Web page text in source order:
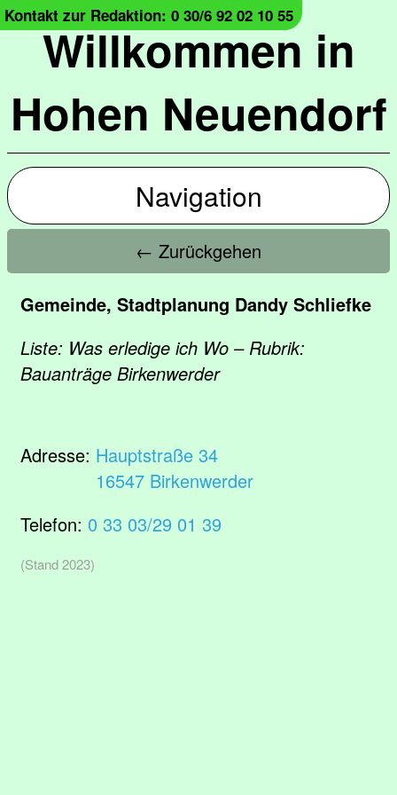
Willkommen in
Hohen Neuendorf
Kontakt zur Redaktion: 0 30/6 92 02 10 55
Navigation
← Zurückgehen
Gemeinde, Stadtplanung Dandy Schliefke
Liste: Was erledige ich Wo – Rubrik:
Bauanträge Birkenwerder
Adresse: Hauptstraße 34
16547 Birkenwerder
Telefon: 0 33 03/29 01 39
(Stand 2023)